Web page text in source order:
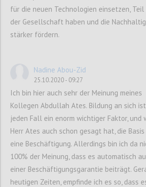
Möglichkeit,mit
Maßnahmen, die Sicherheit von
zu beeinflussen
Auch,
Maßnahmen keinen großen
schwer vorherzusagen
für die neuen Technologien einsetzen, Teil
der Gesellschaft haben und die
stärker fördern.
Nadine Abou-Zid
25.10.2020 - 09:27
Ich bin hier auch sehr der Meinung meines
Kollegen Abdullah Ates. Bildung an sich
jeden Fall ein enorm wichtiger Faktor, und
Herr Ates auch schon gesagt hat, die
eine Beschäftigung. Allerdings bin ich da
100% der Meinung, dass es automatisch
einer Beschäftigungsgarantie beiträgt.
heutigen Zeiten, empfinde ich es so, dass